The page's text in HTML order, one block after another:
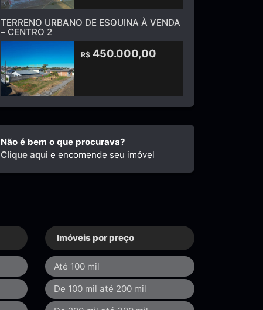
TERRENO URBANO DE ESQUINA À VENDA
– CENTRO 2
R$450.000,00
Não é bem o que procurava?
Clique aqui e encomende seu imóvel
Imóveis por preço
Até 100 mil
De 100 mil até 200 mil